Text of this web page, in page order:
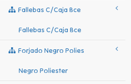
Fallebas C/caja Bce
Fallebas C/caja Bce
Forjado Negro Polies
Negro Poliester